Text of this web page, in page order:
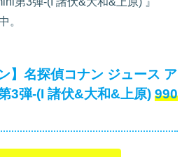
。
】名探偵コナン ジュース ア
3弾-(I 諸伏&大和&上原) 990